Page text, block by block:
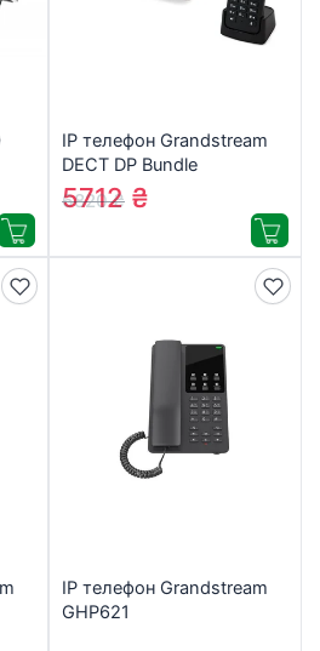
IP телефон Grandstream
DECT DP Bundle
(DP750+DP720)
6820₴
5712 ₴
IP телефон Grandstream
GHP621